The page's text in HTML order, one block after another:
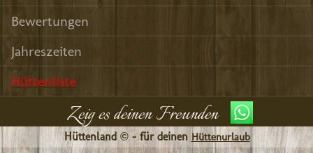
Bewertungen
Jahreszeiten
Hüttenliste
Zeig es deinen Freunden
Hüttenland © - für deinen Hüttenurlaub